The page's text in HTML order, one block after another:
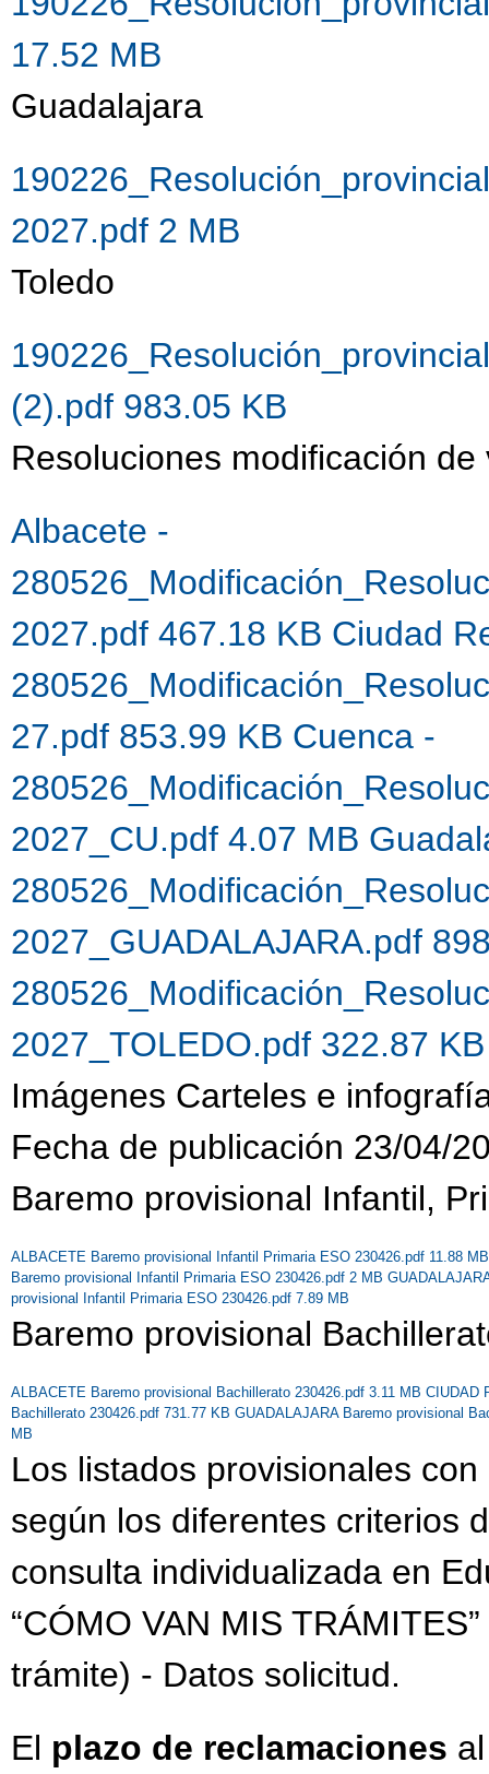
17.52 MB
Guadalajara
2027.pdf 2 MB
Toledo
(2).pdf 983.05 KB
Resoluciones modificación de
Albacete -
2027.pdf 467.18 KB Ciudad
27.pdf 853.99 KB Cuenca -
2027_CU.pdf 4.07 MB
2027_GUADALAJARA.pdf
2027_TOLEDO.pdf 322.87
Imágenes Carteles e
Fecha de publicación 23/04/
Baremo provisional Infantil,
ALBACETE Baremo provisional Infantil Primaria ESO 230426.pdf 11.88
Baremo provisional Infantil Primaria ESO 230426.pdf 2 MB
provisional Infantil Primaria ESO 230426.pdf 7.89 MB
Baremo provisional
ALBACETE Baremo provisional Bachillerato 230426.pdf 3.11 MB CIUDAD
Bachillerato 230426.pdf 731.77 KB GUADALAJARA Baremo provisional
MB
Los listados provisionales
según los diferentes criterios
consulta individualizada en
“CÓMO VAN MIS
trámite) - Datos solicitud.
El plazo de reclamaciones